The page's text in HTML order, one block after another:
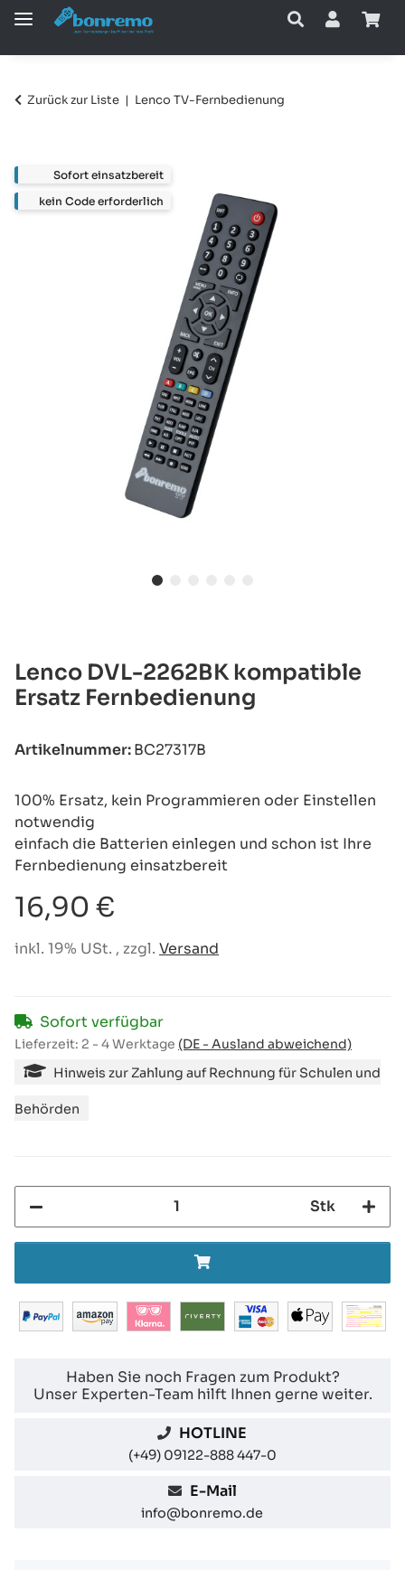
Zurück zur Liste Lenco TV-Fernbedienung
Lenco DVL-2262BK kompatible
Ersatz Fernbedienung
Artikelnummer:BC27317B
100% Ersatz, kein Programmieren oder Einstellen
notwendig
einfach die Batterien einlegen und schon ist Ihre
Fernbedienung einsatzbereit
16,90 €
inkl. 19% USt. , zzgl. Versand
Sofort verfügbar
Lieferzeit: 2 - 4 Werktage (DE - Ausland abweichend)
Hinweis zur Zahlung auf Rechnung für Schulen und
Behörden
Stk
Haben Sie noch Fragen zum Produkt?
Unser Experten-Team hilft Ihnen gerne weiter.
HOTLINE
(+49) 09122-888 447-0
E-Mail
info@bonremo.de